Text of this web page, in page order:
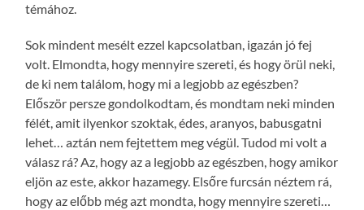
témához.
Sok mindent mesélt ezzel kapcsolatban, igazán jó fej
volt. Elmondta, hogy mennyire szereti, és hogy örül neki,
de ki nem találom, hogy mi a legjobb az egészben?
Először persze gondolkodtam, és mondtam neki minden
félét, amit ilyenkor szoktak, édes, aranyos, babusgatni
lehet… aztán nem fejtettem meg végül. Tudod mi volt a
válasz rá? Az, hogy az a legjobb az egészben, hogy amikor
eljön az este, akkor hazamegy. Elsőre furcsán néztem rá,
hogy az előbb még azt mondta, hogy mennyire szereti…